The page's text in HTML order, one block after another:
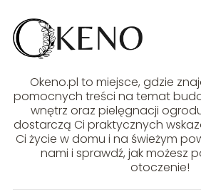
Okeno.pl to miejsce, gdzie
pomocnych treści na temat
wnętrz oraz pielęgnacji
dostarczą Ci praktycznych
Ci życie w domu i na świeżym
nami i sprawdź, jak możesz
otoczenie!